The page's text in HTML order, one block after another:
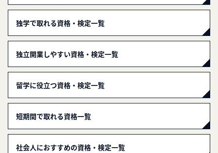
独学で取れる資格・検定一覧
独立開業しやすい資格・検定一覧
留学に役立つ資格・検定一覧
短期間で取れる資格一覧
社会人におすすめの資格・検定一覧